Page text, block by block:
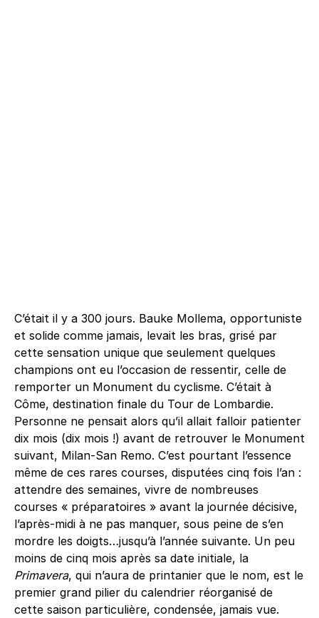
C’était il y a 300 jours. Bauke Mollema, opportuniste
et solide comme jamais, levait les bras, grisé par
cette sensation unique que seulement quelques
champions ont eu l’occasion de ressentir, celle de
remporter un Monument du cyclisme. C’était à
Côme, destination finale du Tour de Lombardie.
Personne ne pensait alors qu’il allait falloir patienter
dix mois (dix mois !) avant de retrouver le Monument
suivant, Milan-San Remo. C’est pourtant l’essence
même de ces rares courses, disputées cinq fois l’an :
attendre des semaines, vivre de nombreuses
courses « préparatoires » avant la journée décisive,
l’après-midi à ne pas manquer, sous peine de s’en
mordre les doigts…jusqu’à l’année suivante. Un peu
moins de cinq mois après sa date initiale, la
Primavera, qui n’aura de printanier que le nom, est le
premier grand pilier du calendrier réorganisé de
cette saison particulière, condensée, jamais vue.